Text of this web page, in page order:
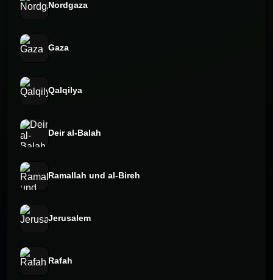
Nordgaza
Gaza
Qalqilya
Deir al-Balah
Ramallah und al-Bireh
Jerusalem
Rafah